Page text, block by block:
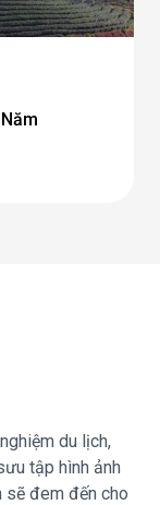
du lịch,
tập hình ảnh
sẽ đem đến cho